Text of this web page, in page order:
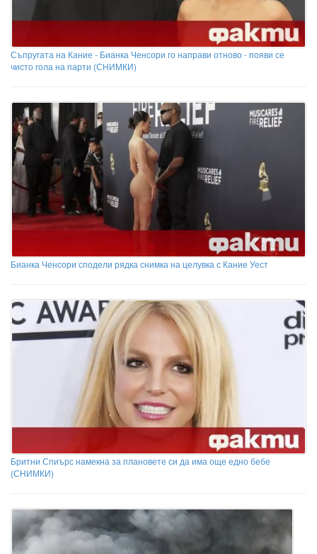
Съпругата на Кание - Бианка Ченсори го направи отново - появи се
чисто гола на парти (СНИМКИ)
Бианка Ченсори сподели рядка снимка на целувка с Кание Уест
Бритни Спиърс намекна за плановете си да има още едно бебе
(СНИМКИ)